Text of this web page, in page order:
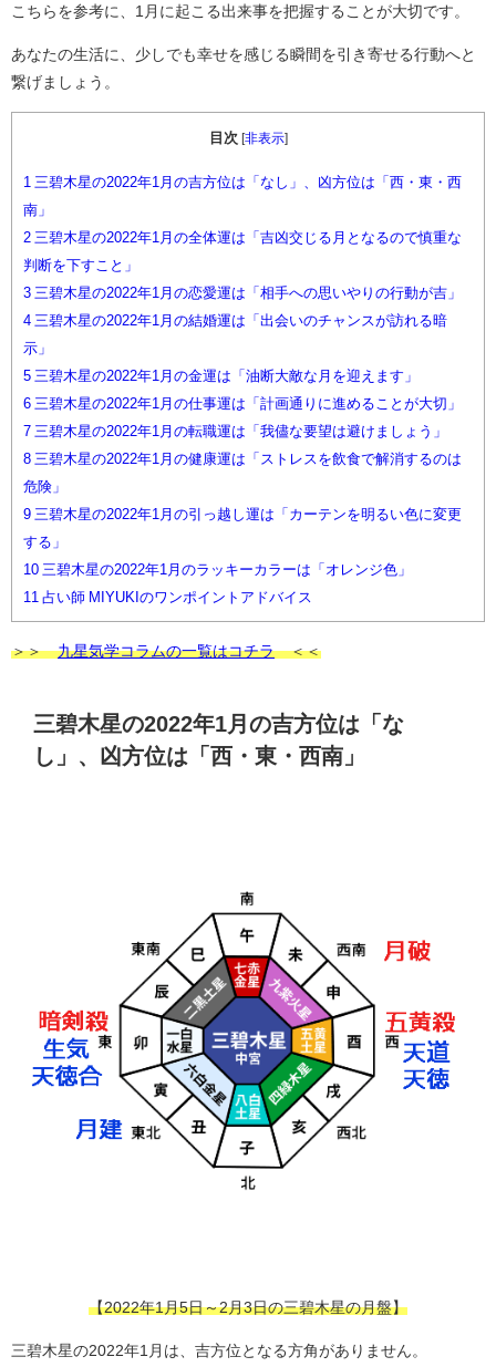
こちらを参考に、1月に起こる出来事を把握することが大切です。
あなたの生活に、少しでも幸せを感じる瞬間を引き寄せる行動へと
繋げましょう。
目次 非表示]
1 三碧木星の2022年1月の吉方位は「なし」、凶方位は「西・東・西
南」
2 三碧木星の2022年1月の全体運は「吉凶交じる月となるので慎重な
判断を下すこと」
3 三碧木星の2022年1月の恋愛運は「相手への思いやりの行動が吉」
4 三碧木星の2022年1月の結婚運は「出会いのチャンスが訪れる暗
示」
5 三碧木星の2022年1月の金運は「油断大敵な月を迎えます」
6 三碧木星の2022年1月の仕事運は「計画通りに進めることが大切」
7 三碧木星の2022年1月の転職運は「我儘な要望は避けましょう」
8 三碧木星の2022年1月の健康運は「ストレスを飲食で解消するのは
危険」
9 三碧木星の2022年1月の引っ越し運は「カーテンを明るい色に変更
する」
10 三碧木星の2022年1月のラッキーカラーは「オレンジ色」
11 占い師 MIYUKIのワンポイントアドバイス
＞＞九星気学コラムの一覧はコチラ＜＜
三碧木星の2022年1月の吉方位は「な
し」、凶方位は「西・東・西南」
【2022年1月5日～2月3日の三碧木星の月盤】
三碧木星の2022年1月は、吉方位となる方角がありません。